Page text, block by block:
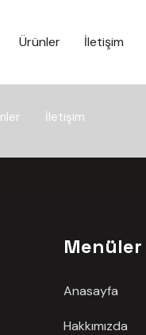
Ürünler İletişim
İletişim
Menüler
Anasayfa
Hakkımızda